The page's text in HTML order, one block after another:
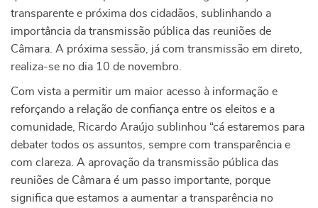
transparente e próxima dos cidadãos, sublinhando a
importância da transmissão pública das reuniões de
Câmara. A próxima sessão, já com transmissão em direto,
realiza-se no dia 10 de novembro.
Com vista a permitir um maior acesso à informação e
reforçando a relação de confiança entre os eleitos e a
comunidade, Ricardo Araújo sublinhou “cá estaremos para
debater todos os assuntos, sempre com transparência e
com clareza. A aprovação da transmissão pública das
reuniões de Câmara é um passo importante, porque
significa que estamos a aumentar a transparência no